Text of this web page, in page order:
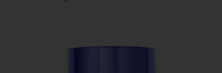
Favorite HUMECTANTE PARA LABIOS